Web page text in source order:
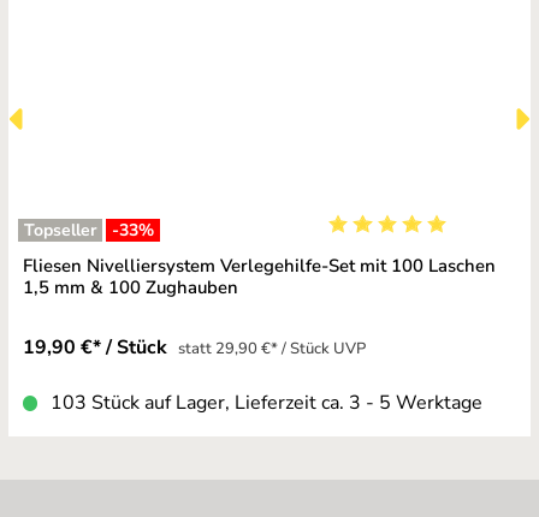
Topseller -33%
Durchschnittliche
Fliesen Nivelliersystem Verlegehilfe-Set mit 100 Laschen
1,5 mm & 100 Zughauben
19,90 €* / Stück statt 29,90 €* / Stück UVP
103 Stück auf Lager, Lieferzeit ca. 3 - 5 Werktage